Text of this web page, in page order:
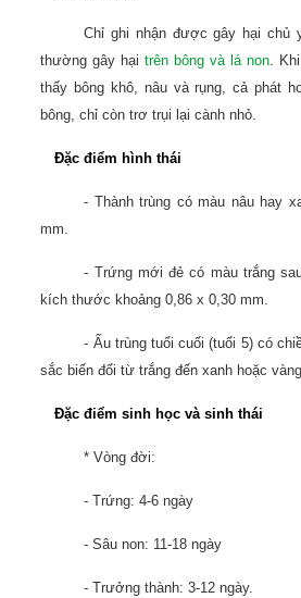
Chỉ ghi nhận được gây hại chủ
thường gây hạitrên bông và lá non.
thấy bông khô, nâu và rụng, cả phát
bông, chỉ còn trơ trụi lại cành nhỏ.
Đặc điểm hình thái
- Thành trùng có màu nâu hay
mm.
- Trứng mới đẻ có màu trắng
kích thước khoảng 0,86 x 0,30 mm.
- Ấu trùng tuổi cuối (tuổi 5) có
sắc biến đổi từ trắng đến xanh hoặc
Đặc điểm sinh học và sinh thái
* Vòng đời:
- Trứng: 4-6 ngày
- Sâu non: 11-18 ngày
- Trưởng thành: 3-12 ngày.